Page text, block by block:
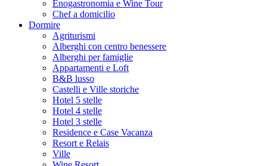
Enogastronomia e Wine Tour
Chef a domicilio
Dormire
Agriturismi
Alberghi con centro benessere
Alberghi per famiglie
Appartamenti e Loft
B&B lusso
Castelli e Ville storiche
Hotel 5 stelle
Hotel 4 stelle
Hotel 3 stelle
Residence e Case Vacanza
Resort e Relais
Ville